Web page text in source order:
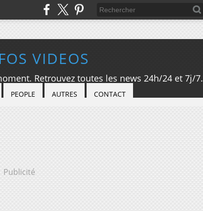
VIDEOS
Retrouvez toutes les news 24h/24 et 7j/7.
PEOPLE AUTRES CONTACT
Publicité